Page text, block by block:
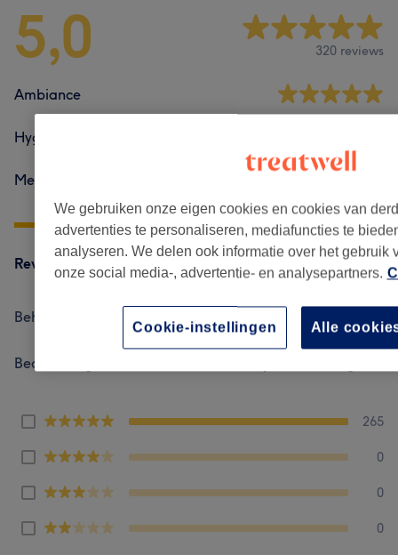
5,0 320 reviews
Ambiance
Hygiëne
Medewerkers
Reviews filteren
Behandeling Alle behandelingen
Beoordeling
265
0
0
0
We gebruiken onze eigen cookies en cookies van
advertenties te personaliseren, mediafuncties te
analyseren. We delen ook informatie over het gebruik
onze social media-, advertentie- en analysepartners.
Alle
Cookie-instellingen